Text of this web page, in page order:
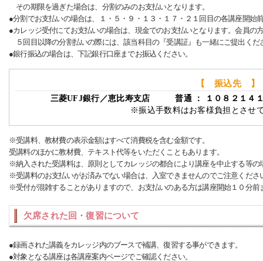
その期限を過ぎた場合は、分割のみのお支払いとなります。
●分割でお支払いの場合は、１・５・９・１３・１７・２１回目の各講座開始
●カレッジ受付にてお支払いの場合は、現金でのお支払いとなります。会員の
５回目以降の分割払いの際には、該当科目の『受講証』も一緒にご提出くだ
●銀行振込の場合は、下記銀行口座までお振込ください。
【 振込先 】
三菱UFJ銀行／恵比寿支店 普通 ： １０８２１
※振込手数料はお客様負担とさせ
※受講料、教材費の表示金額はすべて消費税を含む金額です。
受講料のほかに教材費、テキスト代等をいただくこともあります。
※納入された受講料は、原則としてカレッジの都合により講座を中止する等
※受講料のお支払いがお済みでない場合は、入室できませんのでご注意くださ
※受付が混雑することがありますので、お支払いのある方は講座開始１０分前
欠席された回・復習について
●録画された講義をカレッジ内のブースで補講、復習する事ができます。
●対象となる講座は各講座案内ページでご確認ください。